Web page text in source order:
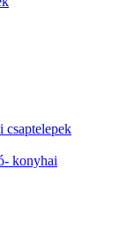
csaptelepek
konyhai